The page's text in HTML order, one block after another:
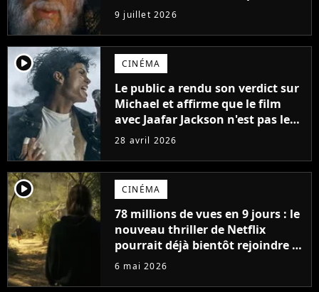
ses 70 ans
9 juillet 2026
player2 CINÉMA
Le public a rendu son verdict sur
Michael et affirme que le film
avec Jaafar Jackson n'est pas le
meilleur biopic musical de 2026.
28 avril 2026
player2 CINÉMA
78 millions de vues en 9 jours : le
nouveau thriller de Netflix
pourrait déjà bientôt rejoindre le
top 10 des films les plus vus de
6 mai 2026